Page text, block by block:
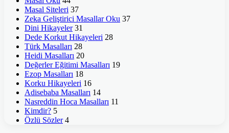
Masal Siteleri 37
Zeka Geliştirici Masallar Oku 37
Dini Hikayeler 31
Dede Korkut Hikayeleri 28
Türk Masalları 28
Heidi Masalları 20
Değerler Eğitimi Masalları 19
Ezop Masalları 18
Korku Hikayeleri 16
Adisebaba Masalları 14
Nasreddin Hoca Masalları 11
Kimdir? 5
Özlü Sözler 4